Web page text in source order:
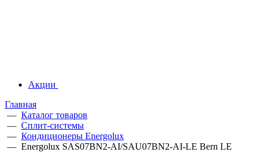
Акции
Главная
— Каталог товаров
— Сплит-системы
— Кондиционеры Energolux
— Energolux SAS07BN2-AI/SAU07BN2-AI-LE Bern LE